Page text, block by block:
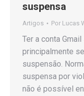
suspensa
Artigos Por Lucas
Ter a conta
principalmente
suspensão.
suspensa por
não é possível